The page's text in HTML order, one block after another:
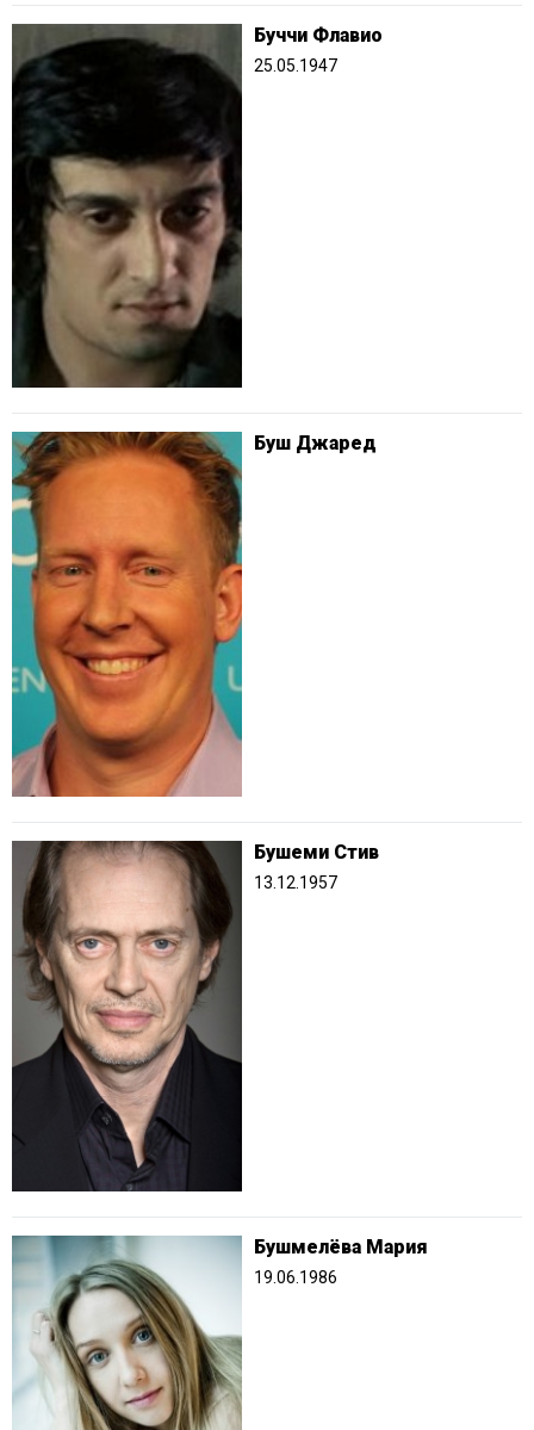
Буччи Флавио
25.05.1947
Буш Джаред
Бушеми Стив
13.12.1957
Бушмелёва Мария
19.06.1986